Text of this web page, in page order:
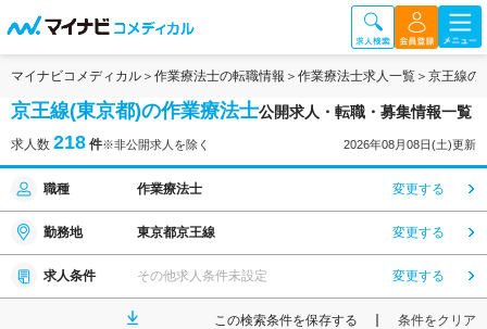
マイナビコメディカル 作業療法士の転職情報 作業療法士求人一覧 京王線の
京王線(東京都)の作業療法士公開求人・転職・募集情報一覧
求人数 218 件※非公開求人を除く 2026年08月08日(土)更新
職種 作業療法士 変更する
勤務地 東京都京王線 変更する
求人条件 その他求人条件未設定 変更する
この検索条件を保存する 条件をクリア